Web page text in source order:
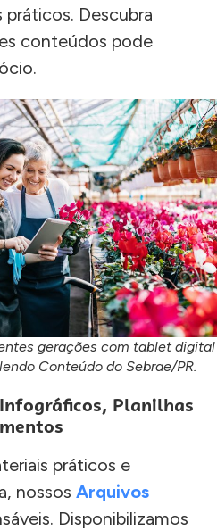
práticos. Descubra
conteúdos pode
gerações com tablet digital
Conteúdo do Sebrae/PR.
Planilhas
práticos e
nossos Arquivos
Disponibilizamos